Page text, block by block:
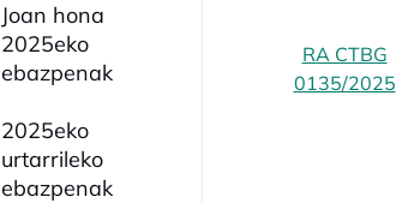
Joan hona
2025eko
ebazpenak
2025eko
urtarrileko
ebazpenak
RA CTBG
0135/2025